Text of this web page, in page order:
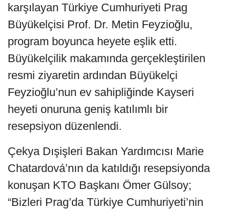
karşılayan Türkiye Cumhuriyeti Prag
Büyükelçisi Prof. Dr. Metin Feyzioğlu,
program boyunca heyete eşlik etti.
Büyükelçilik makamında gerçekleştirilen
resmi ziyaretin ardından Büyükelçi
Feyzioğlu’nun ev sahipliğinde Kayseri
heyeti onuruna geniş katılımlı bir
resepsiyon düzenlendi.
Çekya Dışişleri Bakan Yardımcısı Marie
Chatardová’nın da katıldığı resepsiyonda
konuşan KTO Başkanı Ömer Gülsoy;
“Bizleri Prag’da Türkiye Cumhuriyeti’nin